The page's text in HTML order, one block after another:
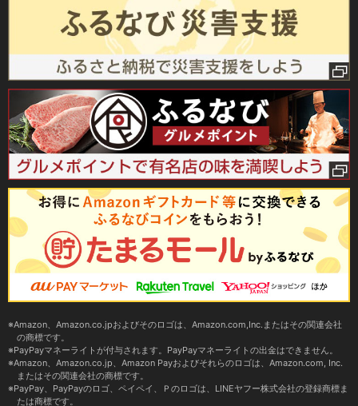
Amazon、Amazon.co.jpおよびそのロゴは、Amazon.com,Inc.またはその関連会社
の商標です。
PayPayマネーライトが付与されます。PayPayマネーライトの出金はできません。
Amazon、Amazon.co.jp、Amazon Payおよびそれらのロゴは、Amazon.com, Inc.
またはその関連会社の商標です。
PayPay、PayPayのロゴ、ペイペイ、Ｐのロゴは、LINEヤフー株式会社の登録商標ま
たは商標です。